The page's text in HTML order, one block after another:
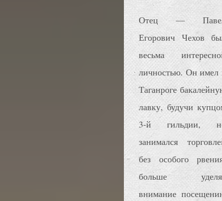
Отец —
Егорович Чехов
весьма
личностью. Он имел
Таганроге
лавку, будучи
3-й гильдии,
занимался
без особого
больше
внимание